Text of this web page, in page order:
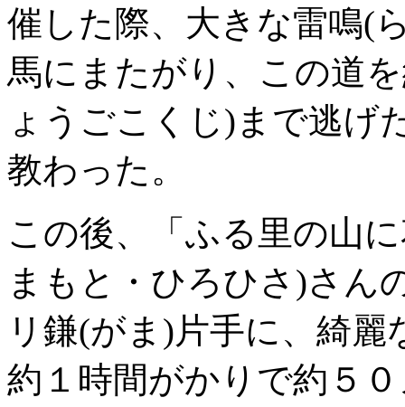
催した際、大きな雷鳴(
馬にまたがり、この道
ょうごこくじ)まで逃げ
教わった。
この後、「ふる里の山
まもと・ひろひさ)さん
リ鎌(がま)片手に、綺
約１時間がかりで約５